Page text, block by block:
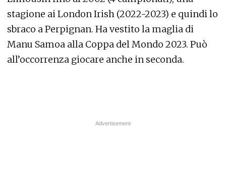
stagione ai London Irish (2022-2023) e quindi lo
sbraco a Perpignan. Ha vestito la maglia di
Manu Samoa alla Coppa del Mondo 2023. Può
all’occorrenza giocare anche in seconda.